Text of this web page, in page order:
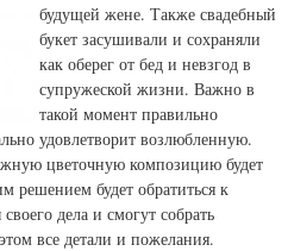
будущей жене. Также свадебный
букет засушивали и сохраняли
как оберег от бед и невзгод в
супружеской жизни. Важно в
такой момент правильно
удовлетворит возлюбленную.
цветочную композицию будет
решением будет обратиться к
дела и смогут собрать
все детали и пожелания.